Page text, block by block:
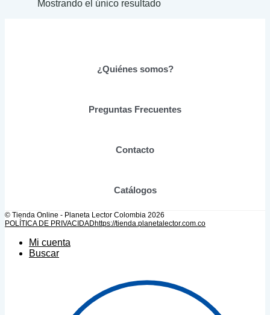
variantes.
en
producto
Mostrando el único resultado
¿Quiénes somos?
Preguntas Frecuentes
Contacto
Catálogos
© Tienda Online - Planeta Lector Colombia 2026
POLÍTICA DE PRIVACIDADhttps://tienda.planetalector.com.co
Mi cuenta
Buscar